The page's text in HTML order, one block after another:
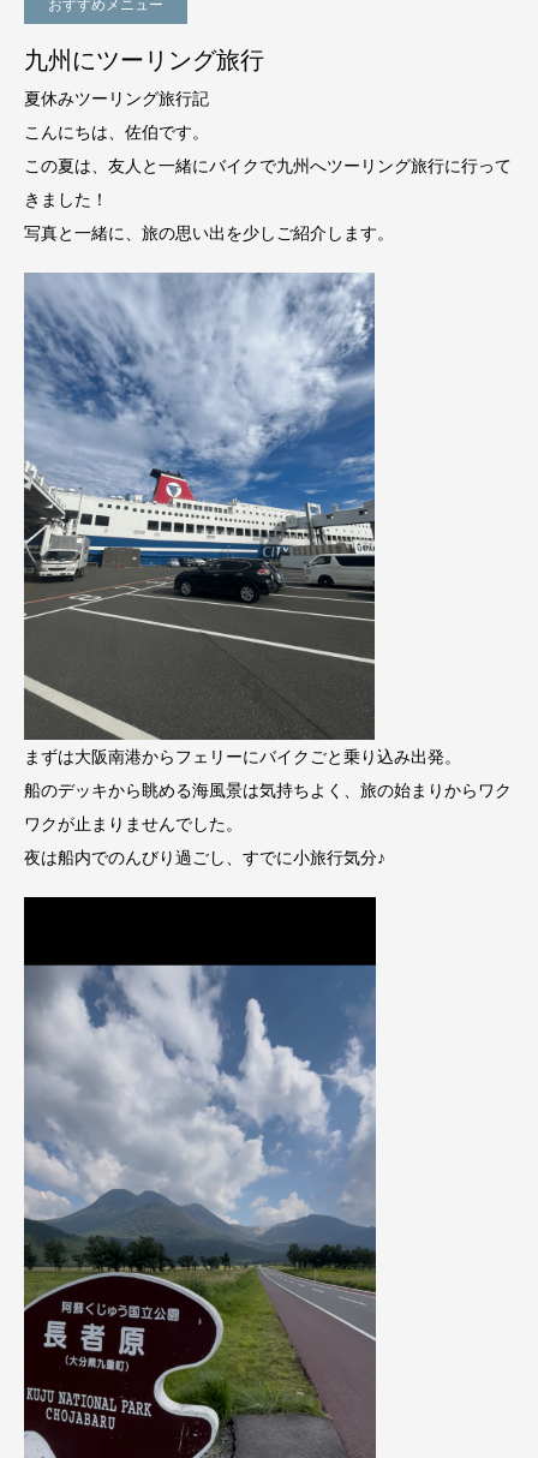
おすすめメニュー
九州にツーリング旅行
夏休みツーリング旅行記
こんにちは、佐伯です。
この夏は、友人と一緒にバイクで九州へツーリング旅行に行って
きました！
写真と一緒に、旅の思い出を少しご紹介します。
まずは大阪南港からフェリーにバイクごと乗り込み出発。
船のデッキから眺める海風景は気持ちよく、旅の始まりからワク
ワクが止まりませんでした。
夜は船内でのんびり過ごし、すでに小旅行気分♪